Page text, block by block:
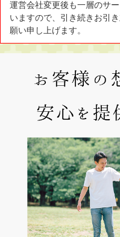
運営会社変更後も一層のサ
いますので、引き続きお引
願い申し上げます。